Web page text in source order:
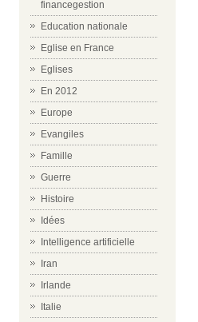
financegestion
Education nationale
Eglise en France
Eglises
En 2012
Europe
Evangiles
Famille
Guerre
Histoire
Idées
Intelligence artificielle
Iran
Irlande
Italie